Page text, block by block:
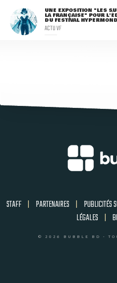
UNE EXPOSITION "LES
LA FRANÇAISE" POUR
DU FESTIVAL
ACTU VF
STAFF | PARTENAIRES | PUBLICITÉS
LÉGALES |
© 2026 BUBBLE BD -